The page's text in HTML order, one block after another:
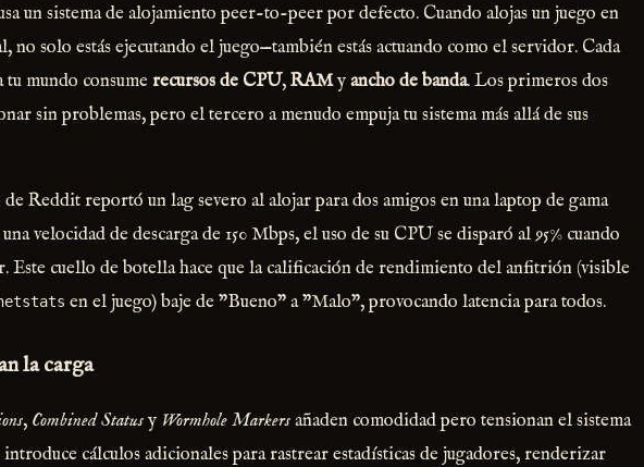
un sistema de alojamiento peer-to-peer por defecto. Cuando alojas un juego en
no solo estás ejecutando el juego—también estás actuando como el servidor. Cada
tu mundo consume recursos de CPU,RAMyancho de banda. Los primeros dos
sin problemas, pero el tercero a menudo empuja tu sistema más allá de sus
Reddit reportó un lag severo al alojar para dos amigos en una laptop de gama
velocidad de descarga de 150 Mbps, el uso de su CPU se disparó al 95% cuando
Este cuello de botella hace que la calificación de rendimiento del anfitrión (visible
en el juego) baje de "Bueno" a "Malo", provocando latencia para todos.
la carga
, Combined Statusy Wormhole Markersañaden comodidad pero tensionan el sistema
cálculos adicionales para rastrear estadísticas de jugadores, renderizar